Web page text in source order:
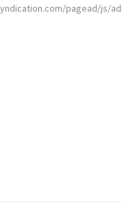
pagead/js/